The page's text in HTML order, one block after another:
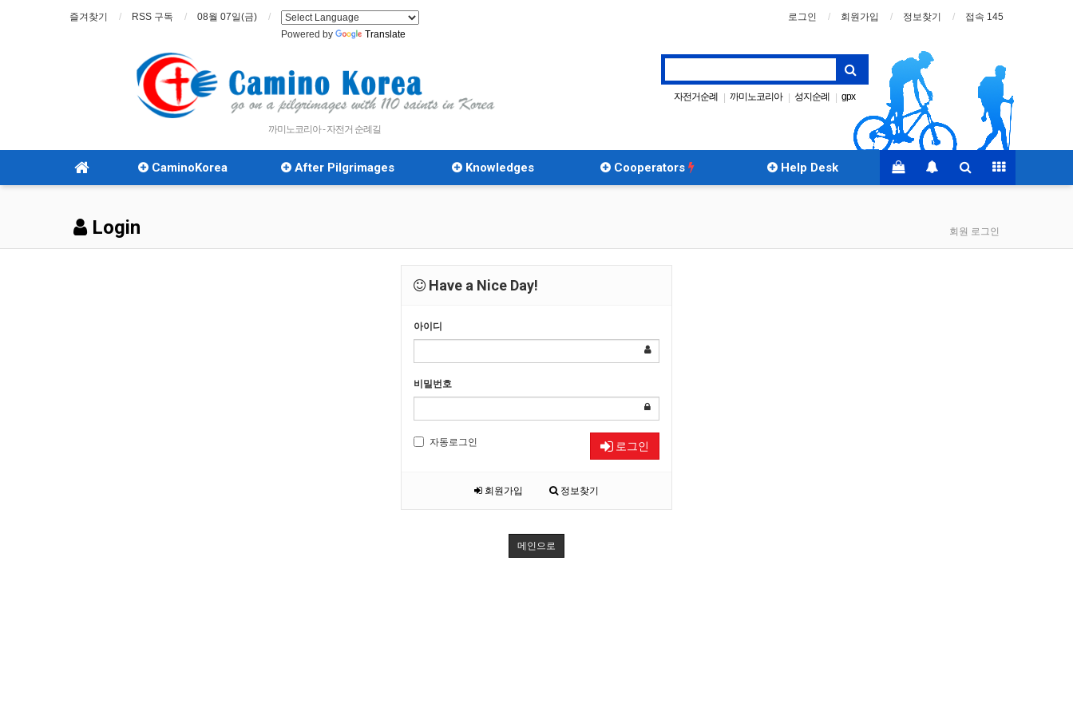
즐겨찾기 RSS 구독
08월 07일(금)
Powered by
Translate
로그인 회원가입 정보찾기 접속 145
까미노코리아 - 자전거 순례길
자전거순례 | 까미노코리아 | 성지순례 | gpx
CaminoKorea After Pilgrimages Knowledges Cooperators Help Desk
Login 회원 로그인
Have a Nice Day!
아이디
비밀번호
자동로그인 로그인
회원가입 정보찾기
메인으로